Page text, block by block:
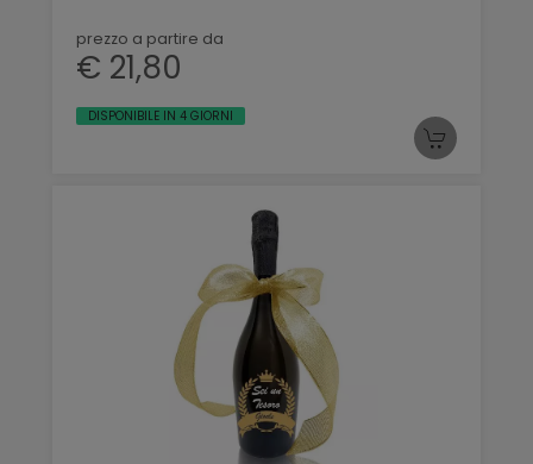
prezzo a partire da
€ 21,80
DISPONIBILE IN 4 GIORNI